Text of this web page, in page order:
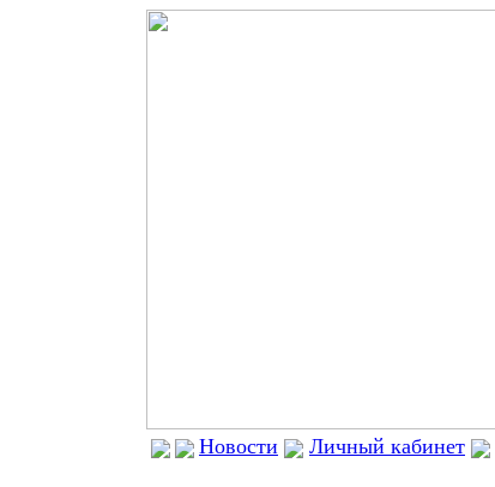
Новости Личный кабинет